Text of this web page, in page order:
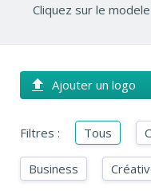
Produits imprimés
À propos
Blog
Cliquez sur le
Ajouter un logo
Filtres : Tous
Business